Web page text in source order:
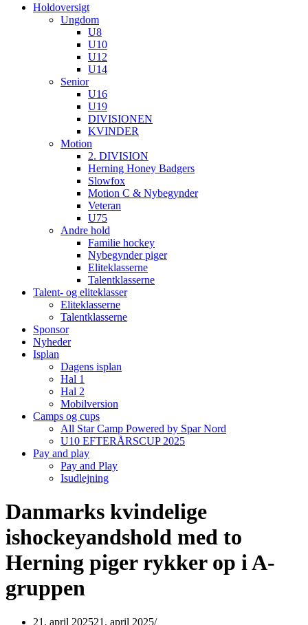
Holdoversigt
Ungdom
U8
U10
U12
U14
Senior
U16
U19
DIVISIONEN
KVINDER
Motion
2. DIVISION
Herning Honey Badgers
Slowfox
Motion C & Nybegynder
Veteran
U75
Andre hold
Familie hockey
Nybegynder piger
Eliteklasserne
Talentklasserne
Talent- og eliteklasser
Eliteklasserne
Talentklasserne
Sponsor
Nyheder
Isplan
Dagens isplan
Hal 1
Hal 2
Mobilversion
Camps og cups
All Star Camp Powered by Spar Nord
U10 EFTERÅRSCUP 2025
Pay and play
Pay and Play
Isudlejning
Danmarks kvindelige
ishockeyandshold med to
Herning piger rykker op i A-
gruppen
21. april 202521. april 2025